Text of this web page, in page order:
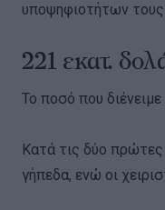
υποψηφιοτήτων
221 εκατ.
Το ποσό που
Κατά τις δύο
γήπεδα, ενώ οι